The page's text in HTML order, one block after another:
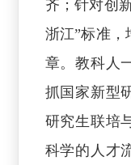
齐；针对创
浙江”标准
章。教科人
抓国家新型
研究生联培
科学的人才